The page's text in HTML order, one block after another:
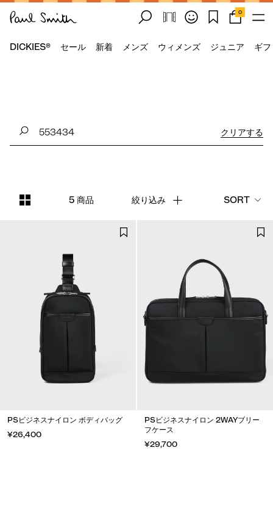
0
DICKIES® セール 新着 メンズ ウィメンズ ジュニア ギ
クリアする
5 商品 絞り込み SORT
PSビジネスナイロン ボディバッグ
¥26,400
PSビジネスナイロン 2WAYブリー
フケース
¥29,700